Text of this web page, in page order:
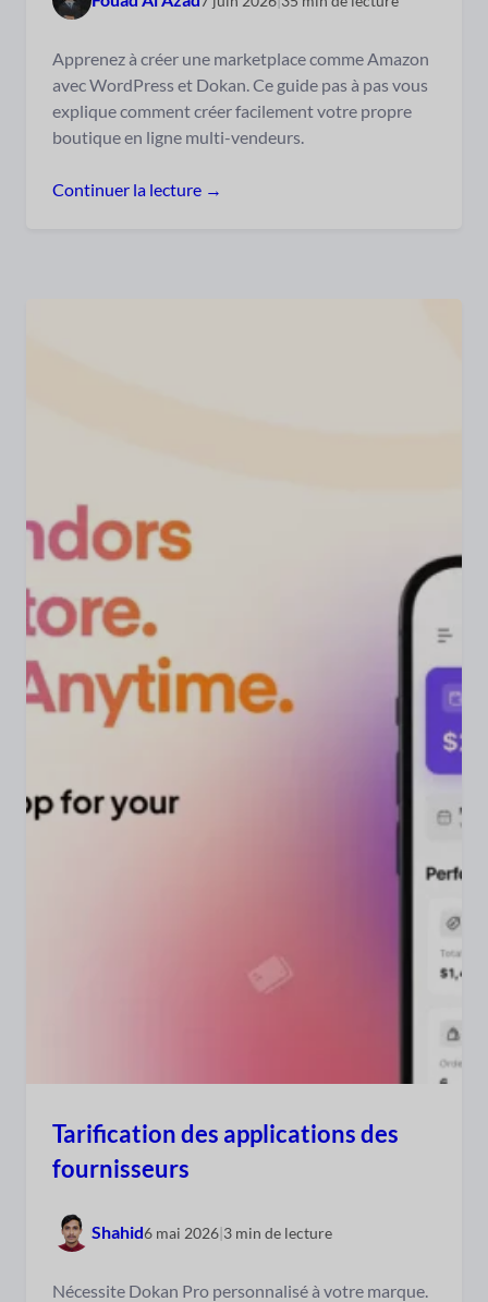
Apprenez à créer une marketplace comme Amazon
avec WordPress et Dokan. Ce guide pas à pas vous
explique comment créer facilement votre propre
boutique en ligne multi-vendeurs.
Continuer la lecture →
Tarification des applications des
fournisseurs
Shahid6 mai 2026|3 min de lecture
Nécessite Dokan Pro personnalisé à votre marque.